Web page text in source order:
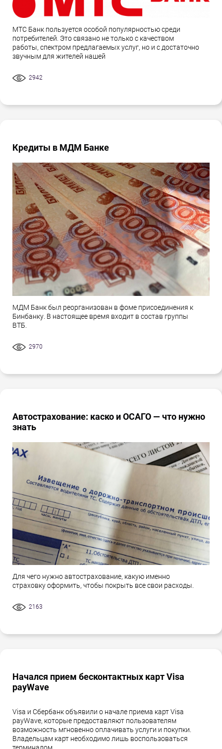
МТС Банк пользуется особой популярностью среди
потребителей. Это связано не только с качеством
работы, спектром предлагаемых услуг, но и с достаточно
звучным для жителей нашей
2942
Кредиты в МДМ Банке
МДМ Банк был реорганизован в фоме присоединения к
Бинбанку. В настоящее время входит в состав группы
ВТБ.
2970
Автострахование: каско и ОСАГО — что нужно
знать
Для чего нужно автострахование, какую именно
страховку оформить, чтобы покрыть все свои расходы.
2163
Начался прием бесконтактных карт Visa
payWave
Visa и Сбербанк объявили о начале приема карт Visa
payWave, которые предоставляют пользователям
возможность мгновенно оплачивать услуги и покупки.
Владельцам карт необходимо лишь воспользоваться